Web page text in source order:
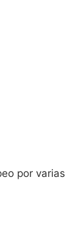
por varias